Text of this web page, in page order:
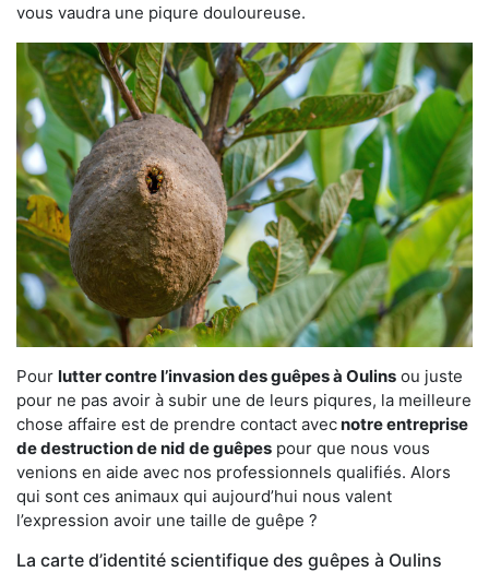
vous vaudra une piqure douloureuse.
Pour lutter contre l’invasion des guêpes à Oulins ou juste
pour ne pas avoir à subir une de leurs piqures, la meilleure
chose affaire est de prendre contact avecnotre entreprise
de destruction de nid de guêpes pour que nous vous
venions en aide avec nos professionnels qualifiés. Alors
qui sont ces animaux qui aujourd’hui nous valent
l’expression avoir une taille de guêpe ?
La carte d’identité scientifique des guêpes à Oulins